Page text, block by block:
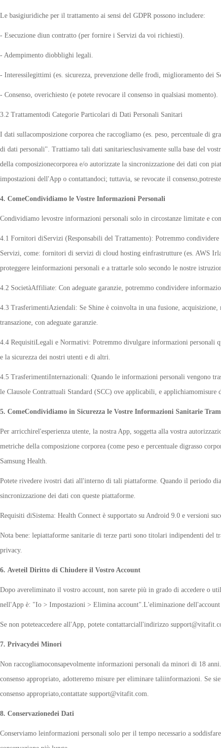
Le basigiuridiche per il trattamento ai sensi del GDPR possono includere:
- Esecuzione diun contratto (per fornire i Servizi da voi richiesti).
- Adempimento diobblighi legali.
- Interessilegittimi (es. sicurezza, prevenzione delle frodi, miglioramento dei
- Consenso, overichiesto (e potete revocare il consenso in qualsiasi momento).
3.2 Trattamentodi Categorie Particolari di Dati Personali Sanitari
I dati sullacomposizione corporea che raccogliamo (es. peso, percentuale di
di dati personali". Trattiamo tali dati sanitariesclusivamente sulla base del
della composizionecorporea e/o autorizzate la sincronizzazione dei dati con
impostazioni dell'App o contattandoci; tuttavia, se revocate il
4. ComeCondividiamo le Vostre Informazioni Personali
Condividiamo levostre informazioni personali solo in circostanze limitate e con
4.1 Fornitori diServizi (Responsabili del Trattamento): Potremmo
Servizi, come: fornitori di servizi di cloud hosting einfrastrutture (es. AWS
proteggere leinformazioni personali e a trattarle solo secondo le nostre
4.2 SocietàAffiliate: Con adeguate garanzie, potremmo condividere
4.3 TrasferimentiAziendali: Se Shine è coinvolta in una fusione,
transazione, con adeguate garanzie.
4.4 RequisitiLegali e Normativi: Potremmo divulgare informazioni personali
e la sicurezza dei nostri utenti e di altri.
4.5 TrasferimentiInternazionali: Quando le informazioni personali vengono
le Clausole Contrattuali Standard (SCC) ove applicabili, e
5. ComeCondividiamo in Sicurezza le Vostre Informazioni Sanitarie
Per arricchirel'esperienza utente, la nostra App, soggetta alla vostra
metriche della composizione corporea (come peso e percentuale digrasso
Samsung Health.
Potete rivedere ivostri dati all'interno di tali piattaforme. Quando il periodo
sincronizzazione dei dati con queste piattaforme.
Requisiti diSistema: Health Connect è supportato su Android 9.0 e versioni
Nota bene: lepiattaforme sanitarie di terze parti sono titolari indipendenti
privacy.
6. Aveteil Diritto di Chiudere il Vostro Account
Dopo avereliminato il vostro account, non sarete più in grado di accedere o
nell'App è: "Io > Impostazioni > Elimina account".L'eliminazione
Se non poteteaccedere all'App, potete contattarciall'indirizzo
7. Privacydei Minori
Non raccogliamoconsapevolmente informazioni personali da minori di 18
consenso appropriato, adotteremo misure per eliminare taliinformazioni. Se
consenso appropriato,contattate support@vitafit.com.
8. Conservazionedei Dati
Conserviamo leinformazioni personali solo per il tempo necessario a